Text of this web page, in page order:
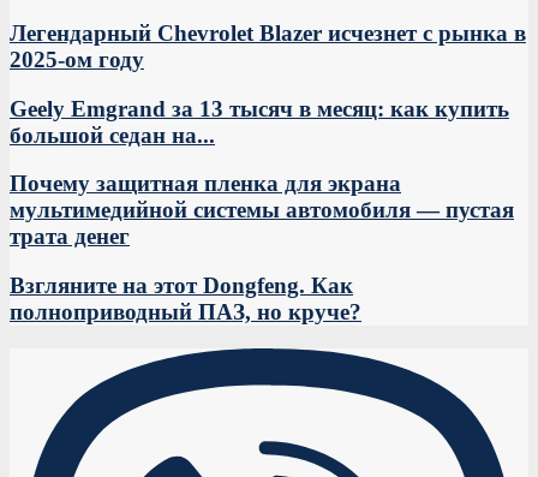
Легендарный Chevrolet Blazer исчезнет с рынка в
2025-ом году
Geely Emgrand за 13 тысяч в месяц: как купить
большой седан на...
Почему защитная пленка для экрана
мультимедийной системы автомобиля — пустая
трата денег
Взгляните на этот Dongfeng. Как
полноприводный ПАЗ, но круче?